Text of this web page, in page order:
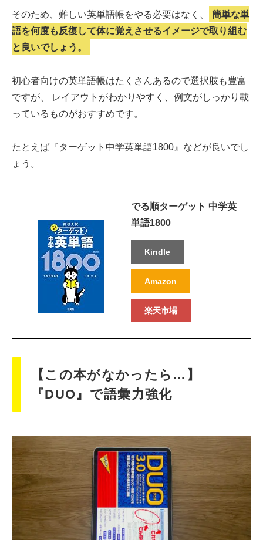
そのため、難しい英単語帳をやる必要はなく、
簡単な単
語を何度も反復して体に覚えさせるイメージで取り組む
と良いでしょう。
初心者向けの英単語帳はたくさんあるので選択肢も豊富
ですが、 レイアウトがわかりやすく、例文がしっかり載
っているものがおすすめです。
たとえば『ターゲット中学英単語1800』などが良いでし
ょう。
でる順ターゲット 中学英
単語1800
Kindle
Amazon
楽天市場
【この本がなかったら…】
『DUO』で語彙力強化